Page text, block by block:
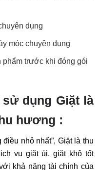
dụng
móc chuyên dụng
phẩm trước khi đóng gói
dụng Giặt là
hương :
nhỏ nhất”, Giặt là thu
vụ giặt ủi, giặt khô tốt
khả năng tài chính của